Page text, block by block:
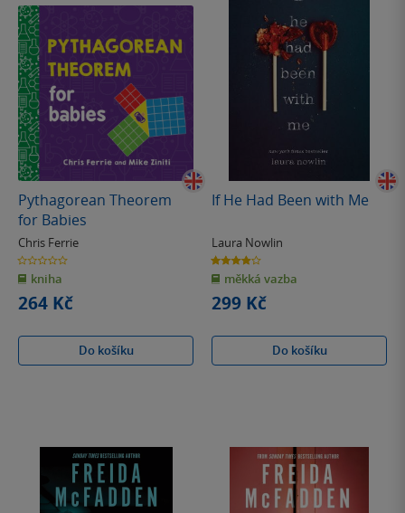
Pythagorean Theorem
for Babies
Chris Ferrie
0.0
z
5
hvězdiček
kniha
264 Kč
Do košíku
If He Had Been with Me
Laura Nowlin
3.9
z
5
hvězdiček
měkká vazba
299 Kč
Do košíku